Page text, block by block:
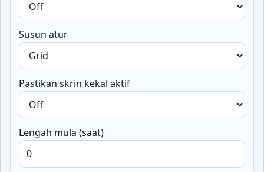
Susun atur
Pastikan skrin kekal aktif
Lengah mula (saat)